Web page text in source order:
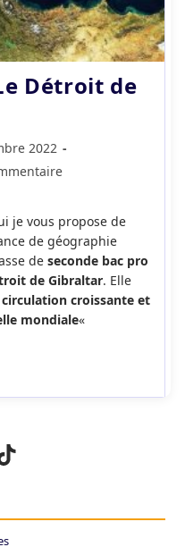
Détroit de
2022
:
je vous propose de
de géographie
de seconde bac pro
de Gibraltar. Elle
circulation croissante et
mondiale«